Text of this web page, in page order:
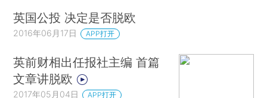
英国公投 决定是否脱欧
2016年06月17日 APP打开
英前财相出任报社主编 首篇
文章讲脱欧
2017年05月04日 APP打开